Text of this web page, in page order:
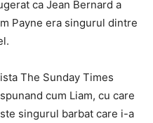
ca Jean Bernard a
Payne era singurul dintre
The Sunday Times
cum Liam, cu care
singurul barbat care i-a